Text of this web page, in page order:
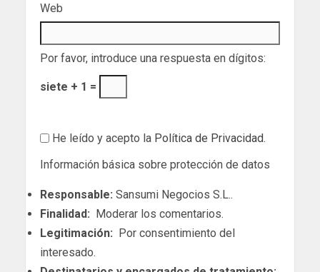
Web
Por favor, introduce una respuesta en dígitos:
siete + 1 =
He leído y acepto la Política de Privacidad.
Información básica sobre protección de datos
Responsable: Sansumi Negocios S.L..
Finalidad: Moderar los comentarios.
Legitimación: Por consentimiento del
interesado.